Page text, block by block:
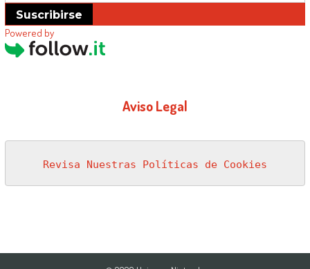
Suscribirse
Powered by
Aviso Legal
Revisa Nuestras Políticas de Cookies